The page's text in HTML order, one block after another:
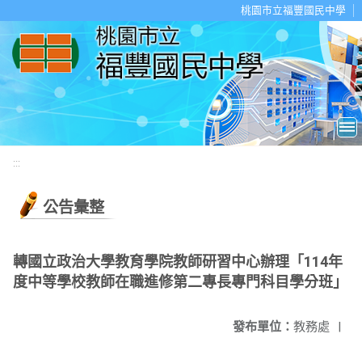
桃園市立福豐國民中學
:::
公告彙整
轉國立政治大學教育學院教師研習中心辦理「114年
度中等學校教師在職進修第二專長專門科目學分班」
發布單位： 教務處 |